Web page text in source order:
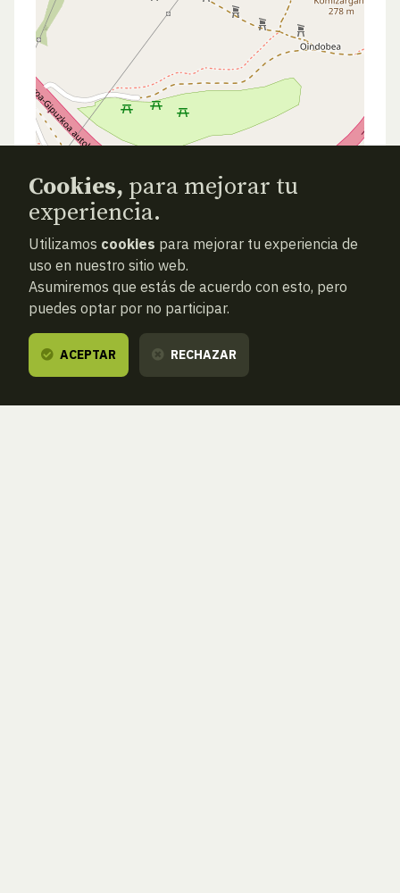
Cookies, para mejorar tu
experiencia.
Utilizamos cookies para mejorar tu experiencia de
uso en nuestro sitio web.
Asumiremos que estás de acuerdo con esto, pero
puedes optar por no participar.
ACEPTAR RECHAZAR